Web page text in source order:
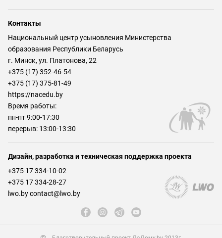
Контакты
Национальный центр усыновления Министерства
образования Республики Беларусь
г. Минск, ул. Платонова, 22
+375 (17) 352-46-54
+375 (17) 375-81-49
https://nacedu.by
Время работы:
пн-пт 9:00-17:30
перерыв: 13:00-13:30
Дизайн, разработка и техническая поддержка проекта
+375 17 334-10-02
+375 17 334-28-27
lwo.by contact@lwo.by